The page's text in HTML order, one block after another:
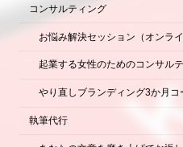
コンサルティング
お悩み解決セッション（オンライ
起業する女性のためのコンサル
やり直しブランディング3か月コ
執筆代行